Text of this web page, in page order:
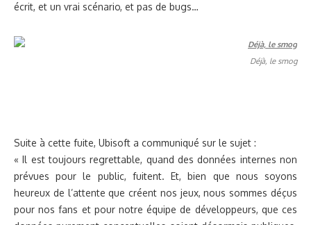
écrit, et un vrai scénario, et pas de bugs…
Déjà, le smog
Suite à cette fuite, Ubisoft a communiqué sur le sujet :
« Il est toujours regrettable, quand des données internes non
prévues pour le public, fuitent. Et, bien que nous soyons
heureux de l’attente que créent nos jeux, nous sommes déçus
pour nos fans et pour notre équipe de développeurs, que ces